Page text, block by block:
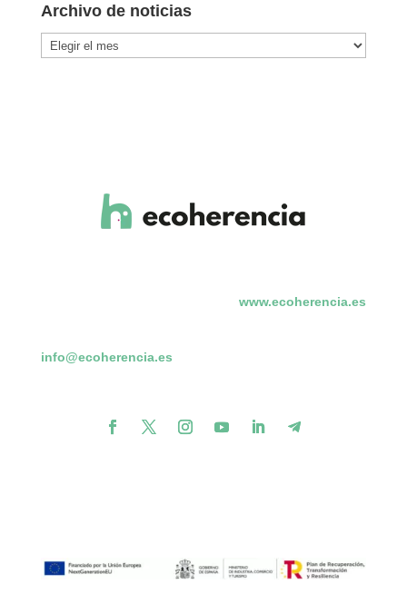
Archivo de noticias
Archivo
de
www.ecoherencia.es
info@ecoherencia.es